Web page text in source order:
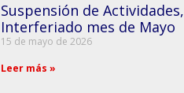
Suspensión de Actividades,
Interferiado mes de Mayo
15 de mayo de 2026
Leer más »